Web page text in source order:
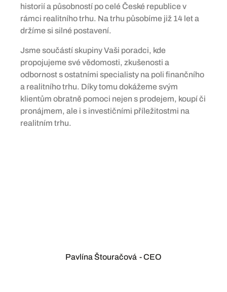
historií a působností po celé České republice v
rámci realitního trhu. Na trhu působíme již 14 let a
držíme si silné postavení.
Jsme součástí skupiny Vaši poradci, kde
propojujeme své vědomosti, zkušenosti a
odbornost s ostatními specialisty na poli finančního
a realitního trhu. Díky tomu dokážeme svým
klientům obratně pomoci nejen s prodejem, koupí či
pronájmem, ale i s investičními příležitostmi na
realitním trhu.
Pavlína Štouračová - CEO